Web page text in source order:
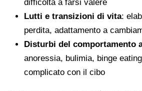
difficoltà a farsi valere
Lutti e transizioni di vita:
perdita, adattamento a
Disturbi del comportamento
anoressia, bulimia, binge
complicato con il cibo